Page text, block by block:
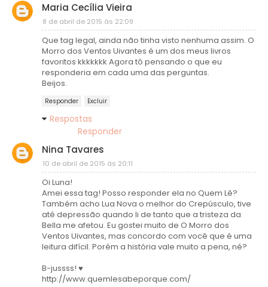
Maria Cecília Vieira
8 de abril de 2015 às 22:09
Que tag legal, ainda não tinha visto nenhuma assim. O
Morro dos Ventos Uivantes é um dos meus livros
favoritos kkkkkkk Agora tô pensando o que eu
responderia em cada uma das perguntas.
Beijos.
Responder Excluir
Respostas
Responder
Nina Tavares
10 de abril de 2015 às 20:11
Oi Luna!
Amei essa tag! Posso responder ela no Quem Lê?
Também acho Lua Nova o melhor do Crepúsculo, tive
até depressão quando li de tanto que a tristeza da
Bella me afetou. Eu gostei muito de O Morro dos
Ventos Uivantes, mas concordo com você que é uma
leitura difícil. Porém a história vale muito a pena, né?
B-jussss! ♥
http://www.quemlesabeporque.com/